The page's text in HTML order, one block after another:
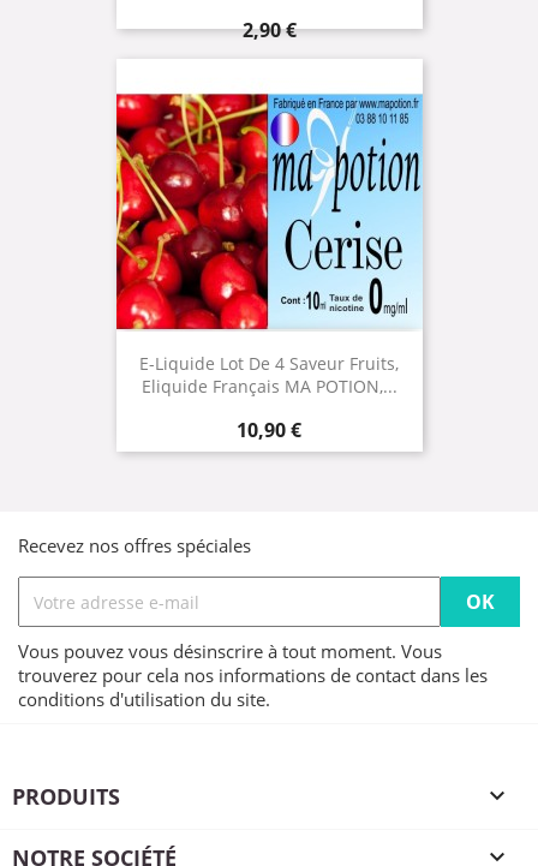
Prix
2,90 €
E-Liquide Lot De 4 Saveur Fruits,
Eliquide Français MA POTION,...
Prix
10,90 €
Recevez nos offres spéciales
Vous pouvez vous désinscrire à tout moment. Vous
trouverez pour cela nos informations de contact dans les
conditions d'utilisation du site.
PRODUITS 
NOTRE SOCIÉTÉ 